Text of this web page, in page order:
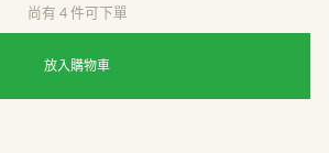
尚有 4 件可下單
放入購物車